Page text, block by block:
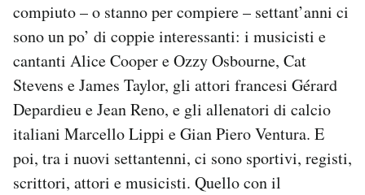
SHOP
CALENDARIO
AREA PERSONALE
Area Personale
compiuto – o stanno per compiere – settant’anni ci
sono un po’ di coppie interessanti: i musicisti e
cantanti Alice Cooper e Ozzy Osbourne, Cat
Stevens e James Taylor, gli attori francesi Gérard
Depardieu e Jean Reno, e gli allenatori di calcio
italiani Marcello Lippi e Gian Piero Ventura. E
poi, tra i nuovi settantenni, ci sono sportivi, registi,
scrittori, attori e musicisti. Quello con il